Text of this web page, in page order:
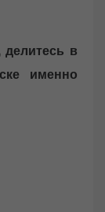
в
именно